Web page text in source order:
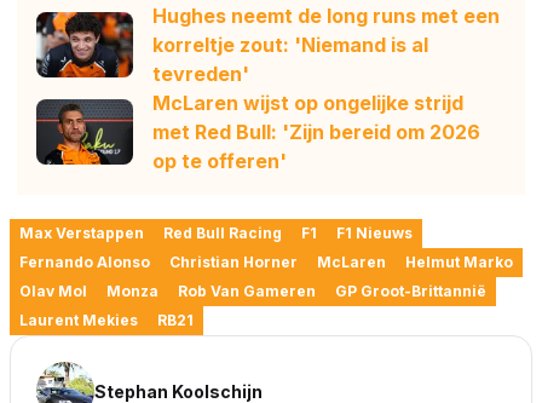
Hughes neemt de long runs met een
korreltje zout: 'Niemand is al
tevreden'
McLaren wijst op ongelijke strijd
met Red Bull: 'Zijn bereid om 2026
op te offeren'
Max Verstappen Red Bull Racing F1
F1 Nieuws
Fernando Alonso
Christian Horner McLaren
Helmut Marko
Olav Mol
Monza Rob Van Gameren
GP Groot-Brittannië
Laurent Mekies
RB21
Stephan Koolschijn